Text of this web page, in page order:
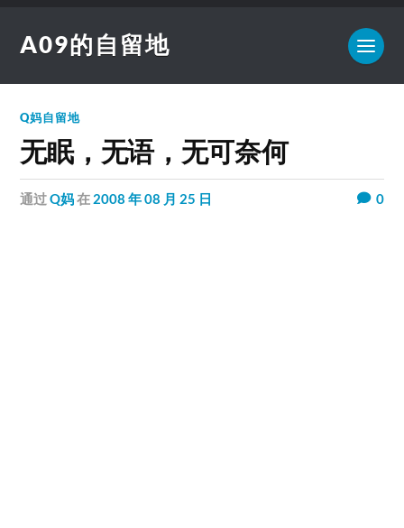
A09的自留地
Q妈自留地
无眠，无语，无可奈何
通过Q妈在 2008 年 08 月 25 日 0